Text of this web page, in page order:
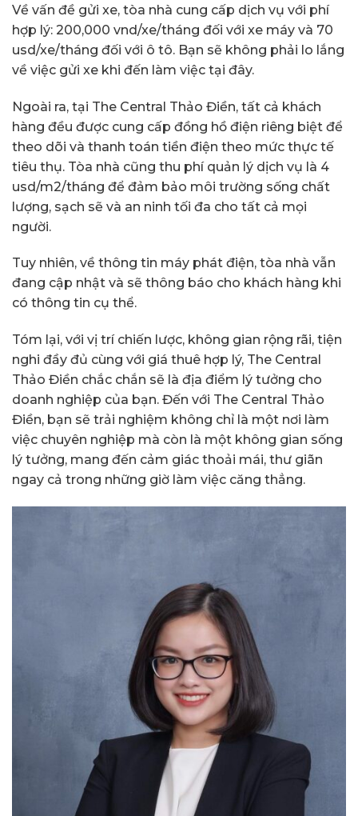
Về vấn đề gửi xe, tòa nhà cung cấp dịch vụ với phí
hợp lý: 200,000 vnd/xe/tháng đối với xe máy và 70
usd/xe/tháng đối với ô tô. Bạn sẽ không phải lo lắng
về việc gửi xe khi đến làm việc tại đây.
Ngoài ra, tại The Central Thảo Điền, tất cả khách
hàng đều được cung cấp đồng hồ điện riêng biệt để
theo dõi và thanh toán tiền điện theo mức thực tế
tiêu thụ. Tòa nhà cũng thu phí quản lý dịch vụ là 4
usd/m2/tháng để đảm bảo môi trường sống chất
lượng, sạch sẽ và an ninh tối đa cho tất cả mọi
người.
Tuy nhiên, về thông tin máy phát điện, tòa nhà vẫn
đang cập nhật và sẽ thông báo cho khách hàng khi
có thông tin cụ thể.
Tóm lại, với vị trí chiến lược, không gian rộng rãi, tiện
nghi đầy đủ cùng với giá thuê hợp lý, The Central
Thảo Điền chắc chắn sẽ là địa điểm lý tưởng cho
doanh nghiệp của bạn. Đến với The Central Thảo
Điền, bạn sẽ trải nghiệm không chỉ là một nơi làm
việc chuyên nghiệp mà còn là một không gian sống
lý tưởng, mang đến cảm giác thoải mái, thư giãn
ngay cả trong những giờ làm việc căng thẳng.